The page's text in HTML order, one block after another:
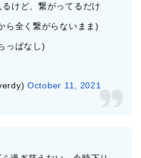
けど、繋がってるだけ
ら全く繋がらないまま)
っぱなし)
October 11, 2021